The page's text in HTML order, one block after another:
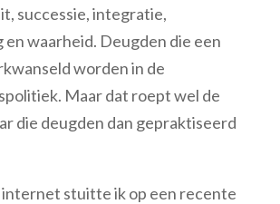
successie, integratie,
waarheid. Deugden die een
worden in de
Maar dat roept wel de
die deugden dan gepraktiseerd
internet stuitte ik op een recente